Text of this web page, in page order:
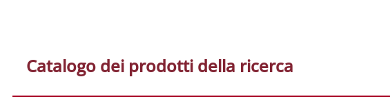
Catalogo dei prodotti della ricerca